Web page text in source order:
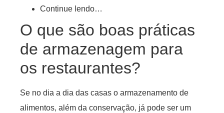
Continue lendo…
O que são boas práticas
de armazenagem para
os restaurantes?
Se no dia a dia das casas o armazenamento de
alimentos, além da conservação, já pode ser um